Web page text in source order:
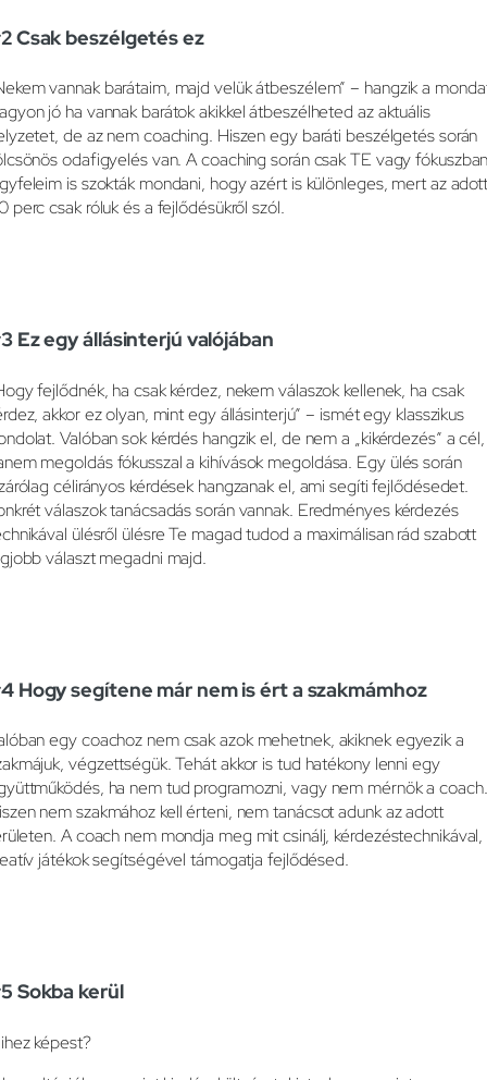
Csak beszélgetés ez
vannak barátaim, majd velük átbeszélem” – hangzik a
jó ha vannak barátok akikkel átbeszélheted az aktuális
de az nem coaching. Hiszen egy baráti beszélgetés során
odafigyelés van. A coaching során csak TE vagy
is szokták mondani, hogy azért is különleges, mert az
perc csak róluk és a fejlődésükről szól.
Ez egy állásinterjú valójában
fejlődnék, ha csak kérdez, nekem válaszok kellenek, ha csak
akkor ez olyan, mint egy állásinterjú” – ismét egy klasszikus
Valóban sok kérdés hangzik el, de nem a „kikérdezés” a cél,
megoldás fókusszal a kihívások megoldása. Egy ülés során
célirányos kérdések hangzanak el, ami segíti fejlődésedet.
válaszok tanácsadás során vannak. Eredményes kérdezés
ülésről ülésre Te magad tudod a maximálisan rád szabott
választ megadni majd.
Hogy segítene már nem is ért a szakmámhoz
egy coachoz nem csak azok mehetnek, akiknek egyezik a
végzettségük. Tehát akkor is tud hatékony lenni egy
ha nem tud programozni, vagy nem mérnök a coach.
nem szakmához kell érteni, nem tanácsot adunk az adott
A coach nem mondja meg mit csinálj, kérdezéstechnikával,
játékok segítségével támogatja fejlődésed.
Sokba kerül
képest?